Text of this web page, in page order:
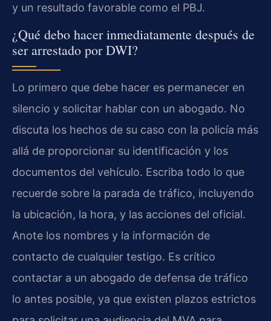
y un resultado favorable como el PBJ.
¿Qué debo hacer inmediatamente después de
ser arrestado por DWI?
Lo primero que debe hacer es permanecer en
silencio y solicitar hablar con un abogado. No
discuta los hechos de su caso con la policía más
allá de proporcionar su identificación y los
documentos del vehículo. Escriba todo lo que
recuerde sobre la parada de tráfico, incluyendo
la ubicación, la hora, y las acciones del oficial.
Anote los nombres y la información de
contacto de cualquier testigo. Es crítico
contactar a un abogado de defensa de tráfico
lo antes posible, ya que existen plazos estrictos